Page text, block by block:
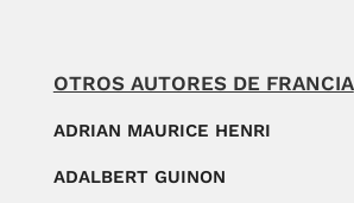
OTROS AUTORES DE FRANCIA
ADRIAN MAURICE HENRI
ADALBERT GUINON